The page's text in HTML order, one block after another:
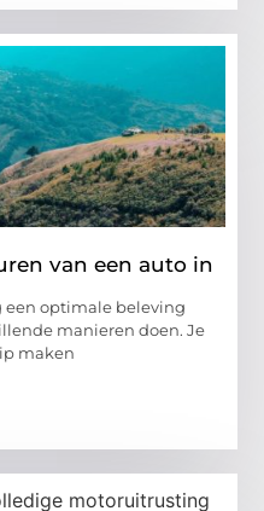
van een auto in
een optimale beleving
manieren doen. Je
maken